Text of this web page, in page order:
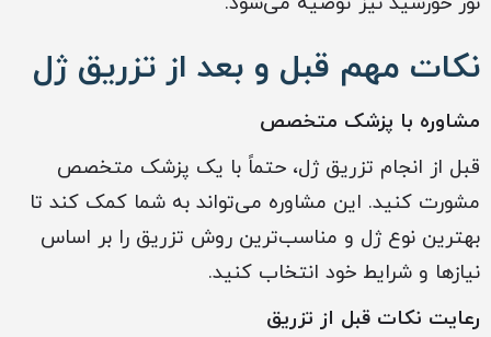
نکات مهم قبل و بعد از تزریق ژل
مشاوره با پزشک متخصص
قبل از انجام تزریق ژل، حتماً با یک پزشک متخصص
مشورت کنید. این مشاوره می‌تواند به شما کمک کند تا
بهترین نوع ژل و مناسب‌ترین روش تزریق را بر اساس
نیازها و شرایط خود انتخاب کنید.
رعایت نکات قبل از تزریق